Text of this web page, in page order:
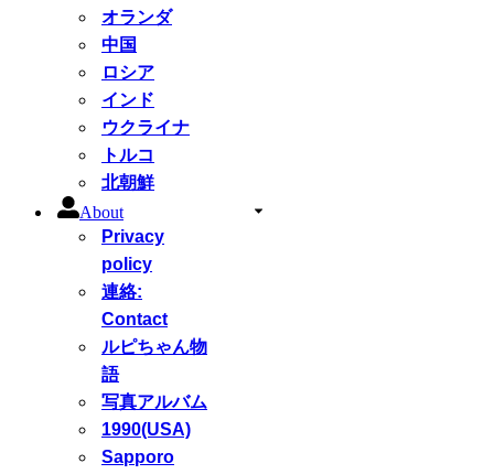
オランダ
中国
ロシア
インド
ウクライナ
トルコ
北朝鮮
About
Privacy
policy
連絡:
Contact
ルピちゃん物
語
写真アルバム
1990(USA)
Sapporo